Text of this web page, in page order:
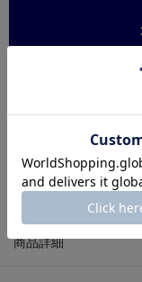
商品詳細
※
可能
※一部返品